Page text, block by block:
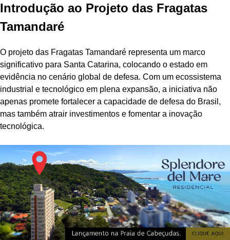
Introdução ao Projeto das Fragatas
Tamandaré
O projeto das Fragatas Tamandaré representa um marco
significativo para Santa Catarina, colocando o estado em
evidência no cenário global de defesa. Com um ecossistema
industrial e tecnológico em plena expansão, a iniciativa não
apenas promete fortalecer a capacidade de defesa do Brasil,
mas também atrair investimentos e fomentar a inovação
tecnológica.